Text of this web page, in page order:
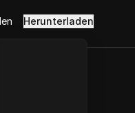
Herunterladen